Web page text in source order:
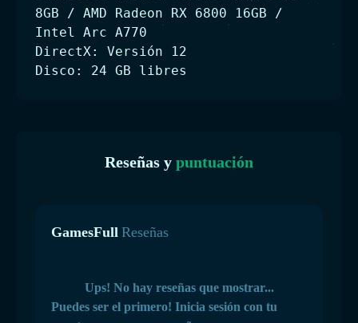
8GB / AMD Radeon RX 6800 16GB /
Intel Arc A770
DirectX: Versión 12
Disco: 24 GB libres
Reseñas y puntuación
GamesFull Reseñas
Ups! No hay reseñas que mostrar...
Puedes ser el primero! Inicia sesión con tu